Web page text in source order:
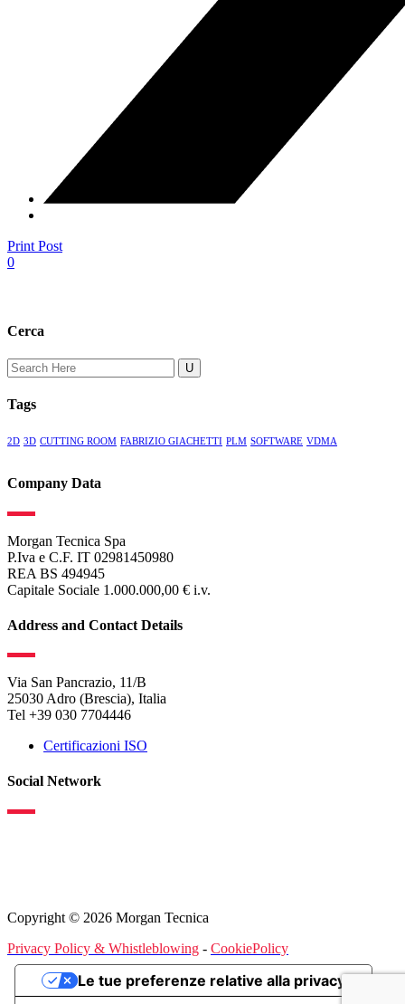
Print Post
0
Cerca
Search
for:
Tags
2D 3D CUTTING ROOM FABRIZIO GIACHETTI PLM SOFTWARE VDMA
Company Data
Morgan Tecnica Spa
P.Iva e C.F. IT 02981450980
REA BS 494945
Capitale Sociale 1.000.000,00 € i.v.
Address and Contact Details
Via San Pancrazio, 11/B
25030 Adro (Brescia), Italia
Tel +39 030 7704446
Certificazioni ISO
Social Network
Copyright © 2026 Morgan Tecnica
Privacy Policy & Whistleblowing - CookiePolicy
Le tue preferenze relative alla privacy